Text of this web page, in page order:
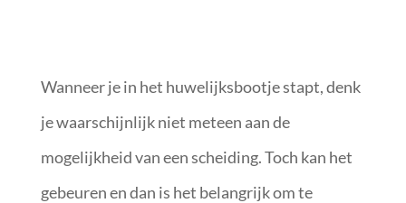
Wanneer je in het huwelijksbootje stapt, denk
je waarschijnlijk niet meteen aan de
mogelijkheid van een scheiding. Toch kan het
gebeuren en dan is het belangrijk om te